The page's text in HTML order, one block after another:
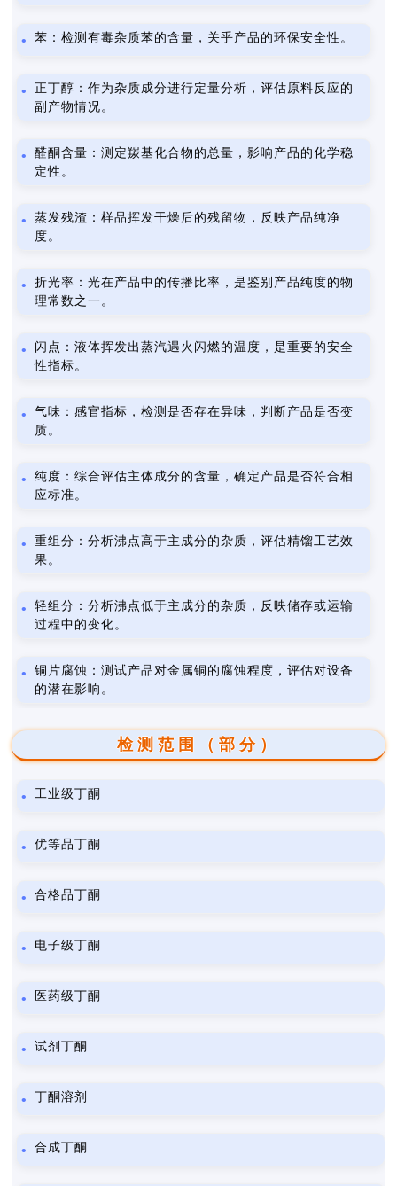
苯：检测有毒杂质苯的含量，关乎产品的环保安全性。
正丁醇：作为杂质成分进行定量分析，评估原料反应的
副产物情况。
醛酮含量：测定羰基化合物的总量，影响产品的化学稳
定性。
蒸发残渣：样品挥发干燥后的残留物，反映产品纯净
度。
折光率：光在产品中的传播比率，是鉴别产品纯度的物
理常数之一。
闪点：液体挥发出蒸汽遇火闪燃的温度，是重要的安全
性指标。
气味：感官指标，检测是否存在异味，判断产品是否变
质。
纯度：综合评估主体成分的含量，确定产品是否符合相
应标准。
重组分：分析沸点高于主成分的杂质，评估精馏工艺效
果。
轻组分：分析沸点低于主成分的杂质，反映储存或运输
过程中的变化。
铜片腐蚀：测试产品对金属铜的腐蚀程度，评估对设备
的潜在影响。
检测范围（部分）
工业级丁酮
优等品丁酮
合格品丁酮
电子级丁酮
医药级丁酮
试剂丁酮
丁酮溶剂
合成丁酮